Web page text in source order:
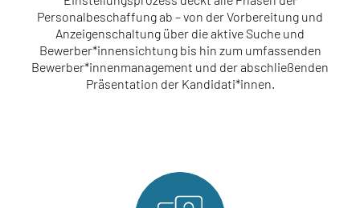
Personalbeschaffung ab – von der Vorbereitung und
Anzeigenschaltung über die aktive Suche und
Bewerber*innensichtung bis hin zum umfassenden
Bewerber*innenmanagement und der abschließenden
Präsentation der Kandidati*innen.